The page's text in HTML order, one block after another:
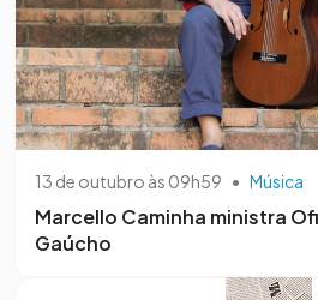
13 de outubro às 09h59 • Música
Marcello Caminha ministra
Gaúcho